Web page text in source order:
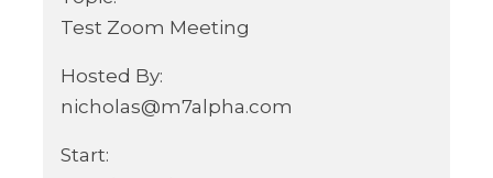
Test Zoom Meeting
Hosted By:
nicholas@m7alpha.com
Start: